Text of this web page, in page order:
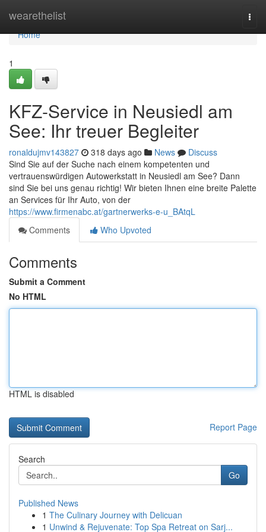
wearethelist
Home
Home
1
KFZ-Service in Neusiedl am
See: Ihr treuer Begleiter
ronaldujmv143827 318 days ago News
Discuss
Sind Sie auf der Suche nach einem kompetenten und
vertrauenswürdigen Autowerkstatt in Neusiedl am See? Dann
sind Sie bei uns genau richtig! Wir bieten Ihnen eine breite Palette
an Services für Ihr Auto, von der
https://www.firmenabc.at/gartnerwerks-e-u_BAtqL
Comments
Who Upvoted
Comments
Submit a Comment
No HTML
HTML is disabled
Report Page
Search
Go
Published News
1 The Culinary Journey with Delicuan
1 Unwind & Rejuvenate: Top Spa Retreat on Sarj...